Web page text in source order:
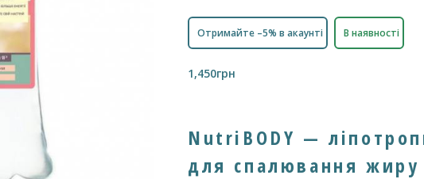
Отримайте –5% в акаунті В наявності
1,450грн
NutriBODY —
для спалювання жиру